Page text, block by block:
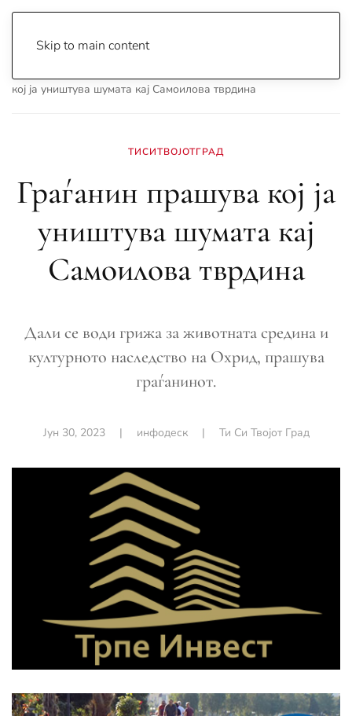
Skip to main content
кој ја уништува шумата кај Самоилова тврдина
ТИСИТВОЈОТГРАД
Граѓанин прашува кој ја
уништува шумата кај
Самоилова тврдина
Дали се води грижа за животната средина и
културното наследство на Охрид, прашува
граѓанинот.
Јун 30, 2023| инфодеск| Ти Си Твојот Град